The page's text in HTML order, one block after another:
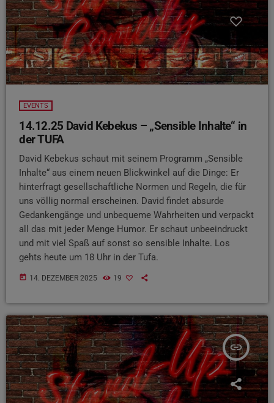
EVENTS
14.12.25 David Kebekus – „Sensible Inhalte“ in
der TUFA
David Kebekus schaut mit seinem Programm „Sensible
Inhalte“ aus einem neuen Blickwinkel auf die Dinge: Er
hinterfragt gesellschaftliche Normen und Regeln, die für
uns völlig normal erscheinen. David findet absurde
Gedankengänge und unbequeme Wahrheiten und verpackt
all das mit jeder Menge Humor. Er schaut unbeeindruckt
und mit viel Spaß auf sonst so sensible Inhalte. Los
gehts heute um 18 Uhr in der Tufa.
today 14. DEZEMBER 2025 19
insert_link